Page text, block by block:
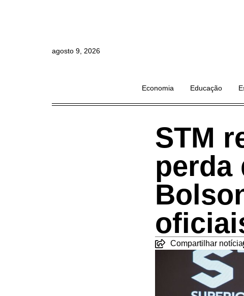
agosto 9, 2026
Economia Educação
STM
perda
Compartilhar notícia